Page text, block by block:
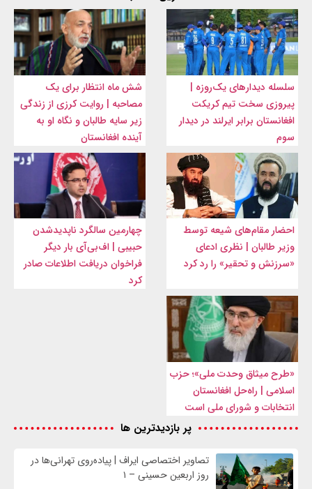
سلسله دیدارهای یک‌روزه |
پیروزی سخت تیم کریکت
افغانستان برابر ایرلند در دیدار
سوم
شش ماه انتظار برای یک
مصاحبه | روایت کرزی از زندگی
زیر سایه طالبان و نگاه او به
آینده افغانستان
احضار مقام‌های شیعه توسط
وزیر طالبان | نظری ادعای
«سرزنش و تحقیر» را رد کرد
چهارمین سالگرد ناپدیدشدن
حبیبی | اف‌بی‌آی بار دیگر
فراخوان دریافت اطلاعات صادر
کرد
«طرح میثاق وحدت ملی»؛ حزب
اسلامی | راه‌حل افغانستان
انتخابات و شورای ملی است
پر بازدیدترین ها
تصاویر اختصاصی ایراف | پیاده‌روی تهرانی‌ها در
روز اربعین حسینی – ۱